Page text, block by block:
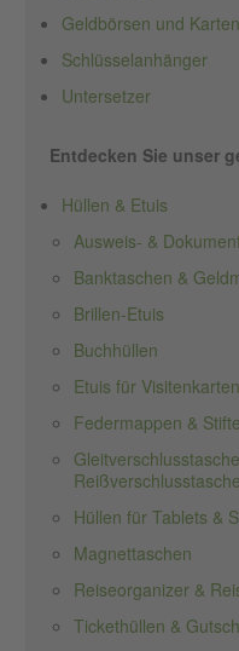
Geldbörsen und
Schlüsselanhänger
Untersetzer
Entdecken Sie unser
Hüllen & Etuis
Ausweis- &
Banktaschen &
Brillen-Etuis
Buchhüllen
Etuis für
Federmappen &
Hüllen für Tablets &
Magnettaschen
Reiseorganizer &
Tickethüllen &